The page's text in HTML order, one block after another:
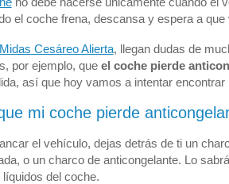
el coche frena, descansa y espera a
Cesáreo Alierta, llegan dudas de
por ejemplo, que el coche pierde
así que hoy vamos a intentar
mi coche pierde
el vehículo, dejas detrás de ti un
o un charco de anticongelante. Lo
del coche.